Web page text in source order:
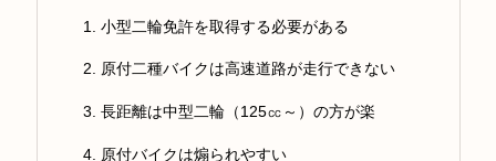
小型二輪免許を取得する必要がある
原付二種バイクは高速道路が走行できない
長距離は中型二輪（125㏄～）の方が楽
原付バイクは煽られやすい